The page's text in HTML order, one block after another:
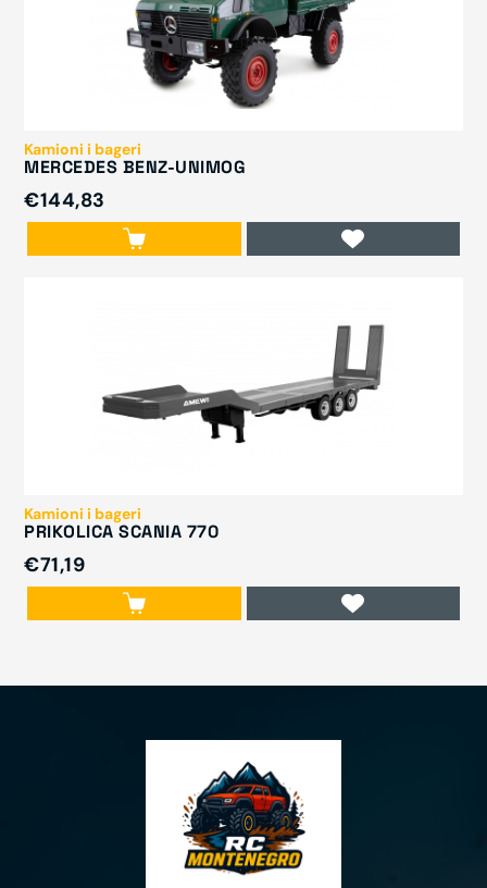
Kamioni i bageri
MERCEDES BENZ-UNIMOG
€144,83
Kamioni i bageri
PRIKOLICA SCANIA 770
€71,19